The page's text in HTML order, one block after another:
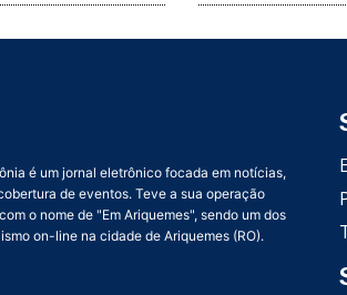
é um jornal eletrônico focada em notícias,
de eventos. Teve a sua operação
o nome de "Em Ariquemes", sendo um dos
on-line na cidade de Ariquemes (RO).